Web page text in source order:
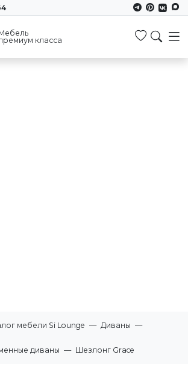
класса
мебели Si Lounge — Диваны —
диваны — Шезлонг Grace